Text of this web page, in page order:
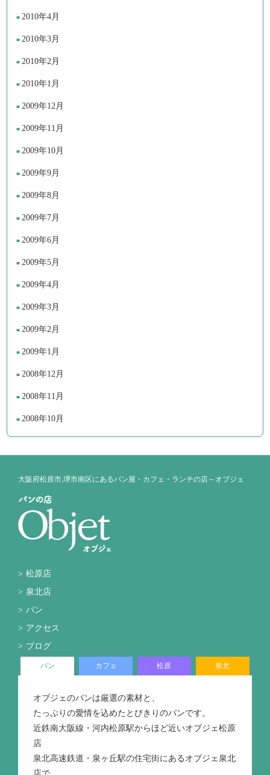
2010年4月
2010年3月
2010年2月
2010年1月
2009年12月
2009年11月
2009年10月
2009年9月
2009年8月
2009年7月
2009年6月
2009年5月
2009年4月
2009年3月
2009年2月
2009年1月
2008年12月
2008年11月
2008年10月
大阪府松原市,堺市南区にあるパン屋・カフェ・ランチの店～オブジェ
松原店
泉北店
パン
アクセス
ブログ
パン カフェ 松原 泉北
オブジェのパンは厳選の素材と、
たっぷりの愛情を込めたとびきりのパンです。
近鉄南大阪線・河内松原駅からほど近いオブジェ松原
店
泉北高速鉄道・泉ヶ丘駅の住宅街にあるオブジェ泉北